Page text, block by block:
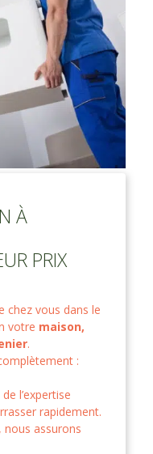
À
PRIX
chez vous dans le
votre maison,
.
:
l’expertise
rapidement.
nous assurons